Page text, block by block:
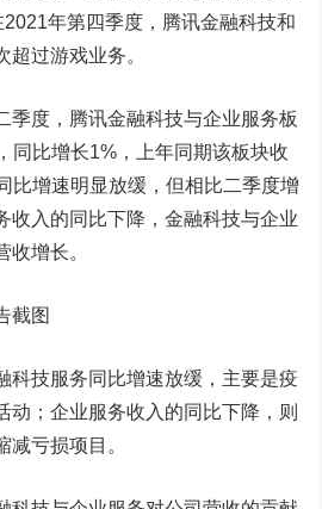
2021年第四季度，腾讯金融科技和
过游戏业务。
度，腾讯金融科技与企业服务板
同比增长1%，上年同期该板块收
比增速明显放缓，但相比二季度增
收入的同比下降，金融科技与企业
收增长。
截图
技服务同比增速放缓，主要是疫
动；企业服务收入的同比下降，则
减亏损项目。